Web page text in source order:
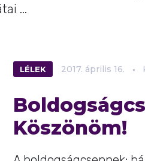
...
LÉLEK 2017. április 16.
Köszönöm!